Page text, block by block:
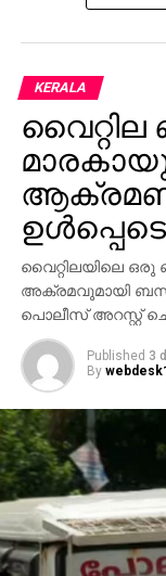
നീളം കൂട്ടി
KERALA
വൈറ്റില
വൈറ്റിലയിലെ ഒരു
അക്രമവുമായി
പൊലീസ് അറസ്റ്റ്
Published 3
By